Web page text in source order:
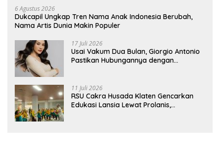
6 Agustus 2026
Dukcapil Ungkap Tren Nama Anak Indonesia Berubah,
Nama Artis Dunia Makin Populer
17 Juli 2026
Usai Vakum Dua Bulan, Giorgio Antonio
Pastikan Hubungannya dengan
11 Juli 2026
RSU Cakra Husada Klaten Gencarkan
Edukasi Lansia Lewat Prolanis,